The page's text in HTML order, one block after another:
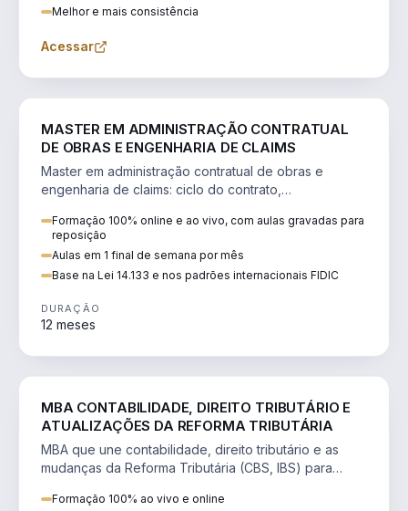
Melhor e mais consistência
Acessar
MASTER EM ADMINISTRAÇÃO CONTRATUAL
DE OBRAS E ENGENHARIA DE CLAIMS
Master em administração contratual de obras e
engenharia de claims: ciclo do contrato,
Formação 100% online e ao vivo, com aulas gravadas para
reposição
Aulas em 1 final de semana por mês
Base na Lei 14.133 e nos padrões internacionais FIDIC
DURAÇÃO
12 meses
MBA CONTABILIDADE, DIREITO TRIBUTÁRIO E
ATUALIZAÇÕES DA REFORMA TRIBUTÁRIA
MBA que une contabilidade, direito tributário e as
mudanças da Reforma Tributária (CBS, IBS) para
Formação 100% ao vivo e online